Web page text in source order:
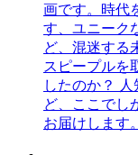
画です。時代
す、ユニーク
ど、混迷する
スピープルを
したのか？
ど、ここでし
お届けします。